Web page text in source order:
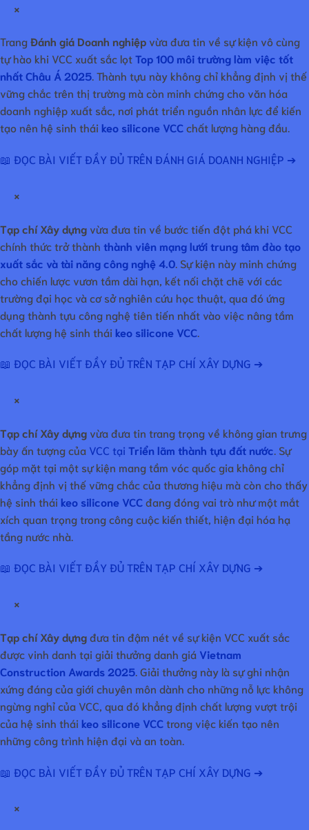
×
TrangĐánh giá Doanh nghiệpvừa đưa tin về sự kiện vô cùng
tự hào khi VCC xuất sắc lọtTop 100 môi trường làm việc tốt
nhất Châu Á 2025. Thành tựu này không chỉ khẳng định vị thế
vững chắc trên thị trường mà còn minh chứng cho văn hóa
doanh nghiệp xuất sắc, nơi phát triển nguồn nhân lực để kiến
tạo nên hệ sinh thái keo silicone VCCchất lượng hàng đầu.
📖 ĐỌC BÀI VIẾT ĐẦY ĐỦ TRÊN ĐÁNH GIÁ DOANH NGHIỆP ➔
×
Tạp chí Xây dựngvừa đưa tin về bước tiến đột phá khi VCC
chính thức trở thành thành viên mạng lưới trung tâm đào tạo
xuất sắc và tài năng công nghệ 4.0 . Sự kiện này minh chứng
cho chiến lược vươn tầm dài hạn, kết nối chặt chẽ với các
trường đại học và cơ sở nghiên cứu học thuật, qua đó ứng
dụng thành tựu công nghệ tiên tiến nhất vào việc nâng tầm
chất lượng hệ sinh thái keo silicone VCC
📖 ĐỌC BÀI VIẾT ĐẦY ĐỦ TRÊN TẠP CHÍ XÂY DỰNG ➔
×
Tạp chí Xây dựngvừa đưa tin trang trọng về không gian trưng
bày ấn tượng của VCC tại Triển lãm thành tựu đất nước . Sự
góp mặt tại một sự kiện mang tầm vóc quốc gia không chỉ
khẳng định vị thế vững chắc của thương hiệu mà còn cho thấy
hệ sinh thái keo silicone VCC đang đóng vai trò như một mắt
xích quan trọng trong công cuộc kiến thiết, hiện đại hóa hạ
tầng nước nhà.
📖 ĐỌC BÀI VIẾT ĐẦY ĐỦ TRÊN TẠP CHÍ XÂY DỰNG ➔
×
Tạp chí Xây dựngđưa tin đậm nét về sự kiện VCC xuất sắc
được vinh danh tại giải thưởng danh giá Vietnam
Construction Awards 2025 . Giải thưởng này là sự ghi nhận
xứng đáng của giới chuyên môn dành cho những nỗ lực không
ngừng nghỉ của VCC, qua đó khẳng định chất lượng vượt trội
của hệ sinh thái keo silicone VCC trong việc kiến tạo nên
những công trình hiện đại và an toàn.
📖 ĐỌC BÀI VIẾT ĐẦY ĐỦ TRÊN TẠP CHÍ XÂY DỰNG ➔
×